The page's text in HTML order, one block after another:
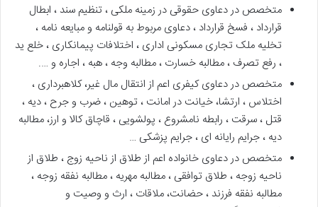
متخصص در دعاوی حقوقی در زمینه ملکی ، تنظیم سند ، ابطال
قرارداد ، فسخ قرارداد ، دعاوی مربوط به قولنامه و مبایعه نامه ،
تخلیه ملک تجاری مسکونی اداری ، اختلافات پیمانکاری ، خلع ید
، رفع تصرف ، مطالبه خسارت ، مطالبه وجه ، هبه ، اجاره و ….
متخصص در دعاوی کیفری اعم از انتقال مال غیر، کلاهبرداری ،
اختلاس ، ارتشا، خیانت در امانت ، توهین ، ضرب و جرح ، دیه ،
قتل ، سرقت ، رابطه نامشروع ، پولشویی ، قاچاق کالا و ارز، مطالبه
دیه ، جرایم رایانه ای ، جرایم پزشکی …
متخصص در دعاوی خانواده اعم از طلاق از ناحیه زوج ، طلاق از
ناحیه زوجه ، طلاق توافقی ، مطالبه مهریه ، مطالبه نفقه زوجه ،
مطالبه نفقه فرزند ، حضانت، ملاقات ، ارث و وصیت و